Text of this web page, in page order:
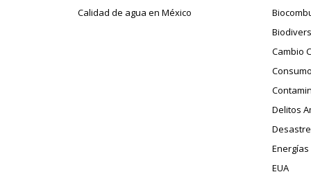
Calidad de agua en México
Cambio
Delitos
EUA